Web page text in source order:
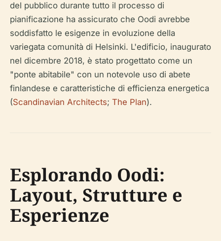
del pubblico durante tutto il processo di
pianificazione ha assicurato che Oodi avrebbe
soddisfatto le esigenze in evoluzione della
variegata comunità di Helsinki. L'edificio, inaugurato
nel dicembre 2018, è stato progettato come un
"ponte abitabile" con un notevole uso di abete
finlandese e caratteristiche di efficienza energetica
(Scandinavian Architects; The Plan).
Esplorando Oodi:
Layout, Strutture e
Esperienze